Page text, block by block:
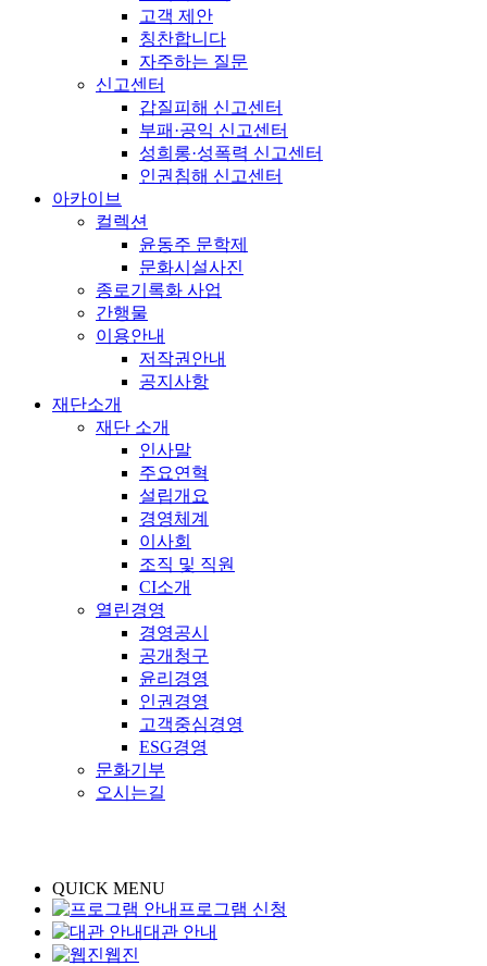
고객 제안
칭찬합니다
자주하는 질문
신고센터
갑질피해 신고센터
부패·공익 신고센터
성희롱·성폭력 신고센터
인권침해 신고센터
아카이브
컬렉션
윤동주 문학제
문화시설사진
종로기록화 사업
간행물
이용안내
저작권안내
공지사항
재단소개
재단 소개
인사말
주요연혁
설립개요
경영체계
이사회
조직 및 직원
CI소개
열린경영
경영공시
공개청구
윤리경영
인권경영
고객중심경영
ESG경영
문화기부
오시는길
QUICK MENU
프로그램 신청
대관 안내
웹진